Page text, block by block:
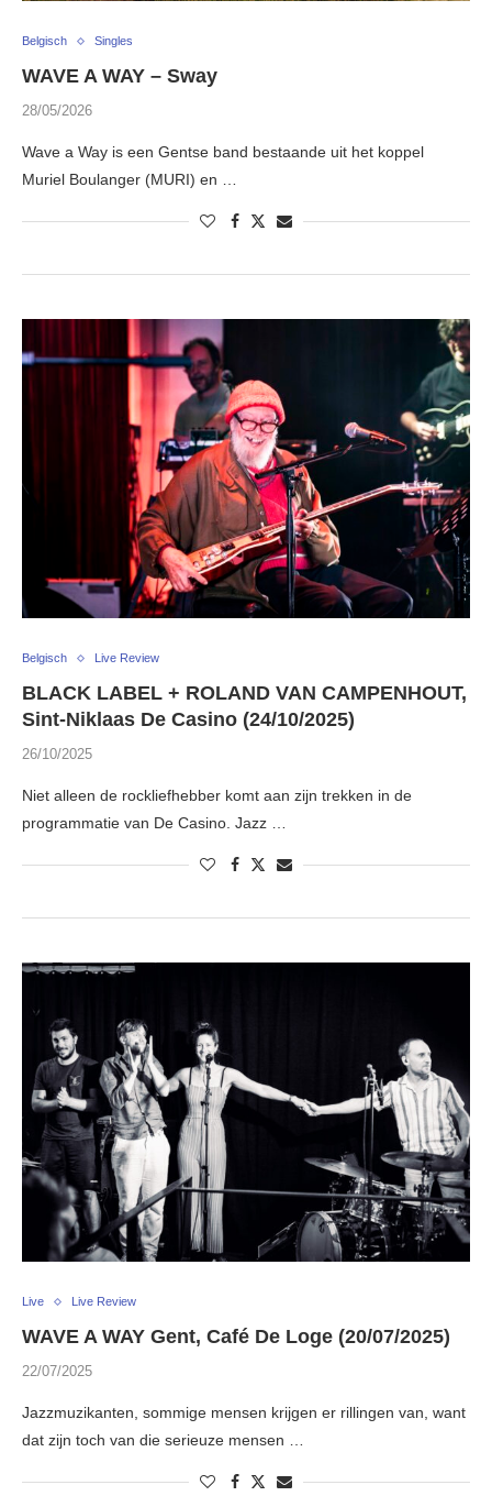
Belgisch Singles
WAVE A WAY – Sway
28/05/2026
Wave a Way is een Gentse band bestaande uit het koppel
Muriel Boulanger (MURI) en …
Belgisch Live Review
BLACK LABEL + ROLAND VAN CAMPENHOUT,
Sint-Niklaas De Casino (24/10/2025)
26/10/2025
Niet alleen de rockliefhebber komt aan zijn trekken in de
programmatie van De Casino. Jazz …
Live Live Review
WAVE A WAY Gent, Café De Loge (20/07/2025)
22/07/2025
Jazzmuzikanten, sommige mensen krijgen er rillingen van, want
dat zijn toch van die serieuze mensen …